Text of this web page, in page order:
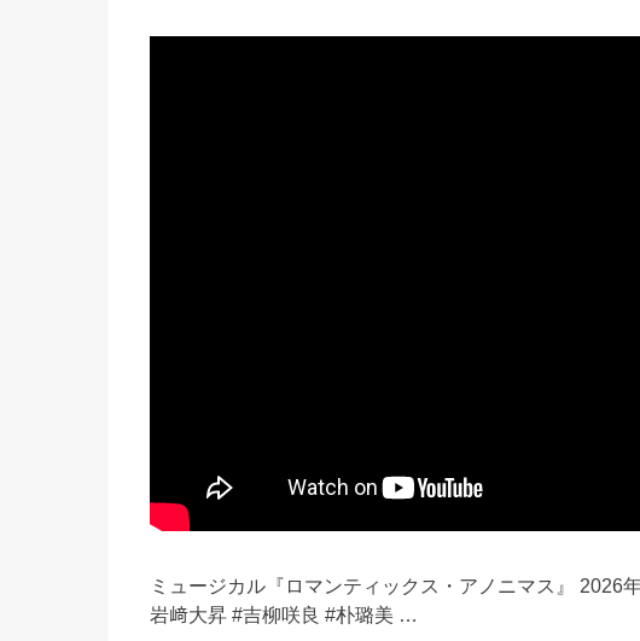
ミュージカル『ロマンティックス・アノニマス』 2026
岩﨑大昇 #吉柳咲良 #朴璐美 …